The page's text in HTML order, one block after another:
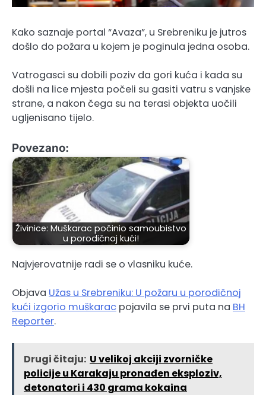
Kako saznaje portal “Avaza”, u Srebreniku je jutros
došlo do požara u kojem je poginula jedna osoba.
Vatrogasci su dobili poziv da gori kuća i kada su
došli na lice mjesta počeli su gasiti vatru s vanjske
strane, a nakon čega su na terasi objekta uočili
ugljenisano tijelo.
Povezano:
Živinice: Muškarac počinio samoubistvo
u porodičnoj kući!
Najvjerovatnije radi se o vlasniku kuće.
Objava Užas u Srebreniku: U požaru u porodičnoj
kući izgorio muškarac pojavila se prvi puta na BH
Reporter.
Drugi čitaju: U velikoj akciji zvorničke
policije u Karakaju pronađen eksploziv,
detonatori i 430 grama kokaina